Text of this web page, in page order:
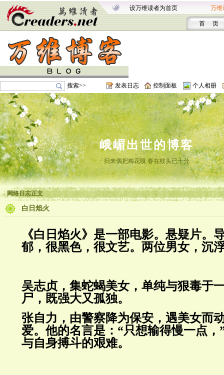
设万维读者为首页 万维
首 页
搜索>> 发表日志 控制面板 个人相册
峨嵋出世的博客
归来偶把梅花嗅 春在枝头已十分
网络日志正文
白日焰火
《白日焰火》是一部电影。悬疑片。
郁，很黑色，很文艺。两位男女，沉
吴志贞，集蛇蝎美女，单纯与狠毒于
尸，既强大又孤独。
张自力，由警察降为保安，遇美女而
爱。他的名言是：“只想输得慢一点，
与自身搏斗的艰难。